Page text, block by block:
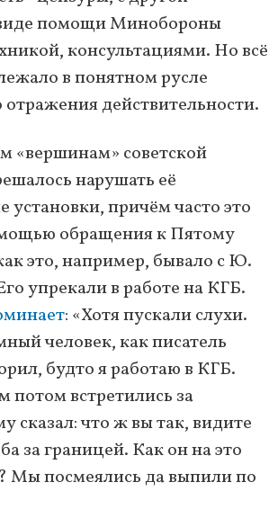
виде помощи Минобороны
консультациями. Но всё
в понятном русле
действительности.
«вершинам» советской
нарушать её
установки, причём часто это
обращения к Пятому
это, например, бывало с Ю.
упрекали в работе на КГБ.
: «Хотя пускали слухи.
человек, как писатель
будто я работаю в КГБ.
потом встретились за
сказал: что ж вы так, видите
за границей. Как он на это
Мы посмеялись да выпили по